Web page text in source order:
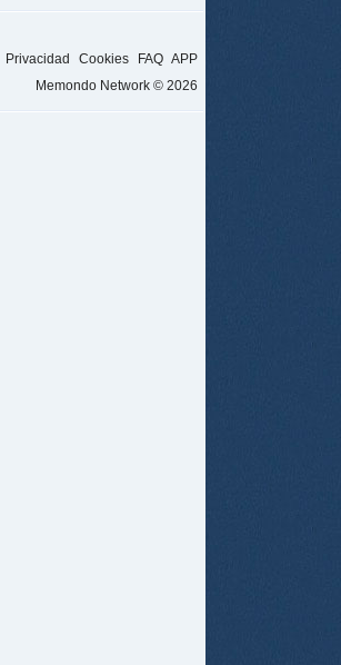
Privacidad Cookies FAQ APP
Memondo Network © 2026